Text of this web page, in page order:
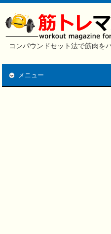
コンパウンドセット法で筋肉を
メニュー